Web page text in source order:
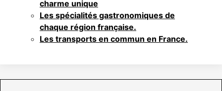
charme unique
Les spécialités gastronomiques de
chaque région française.
Les transports en commun en France.